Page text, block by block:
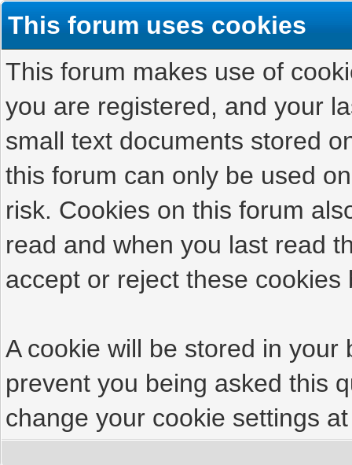
This forum uses cookies
This forum makes use of
you are registered, and your
small text documents stored
this forum can only be used
risk. Cookies on this forum
read and when you last read
accept or reject these cookies
A cookie will be stored in
prevent you being asked this
change your cookie settings